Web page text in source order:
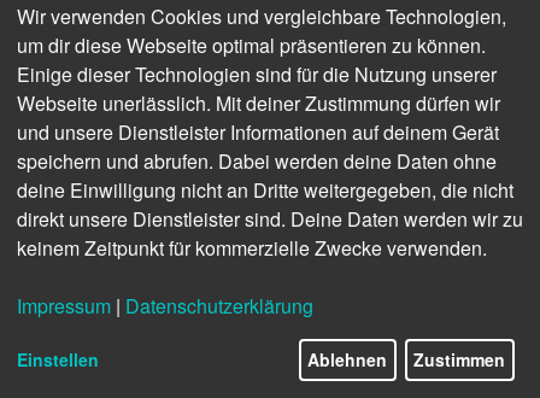
Inhalte des Seminars reichen von den gesetzlichen
Anforderungen an die verantwortliche Person über deren
Aufgaben und Verantwortungen bis hin zu möglichen
Sonderregelungen bei Kleinunternehmen.
Das Ziel:
Sie setzen die Anforderungen des
Artikels 15 der MDR erfolgreich in Ihrem
Unternehmen um.
Ihr Weg:
Sie nehmen am eintägigen Online- oder
Präsenzseminar der TÜV NORD
Wir verwenden Cookies und vergleichbare Technologien,
um dir diese Webseite optimal präsentieren zu können.
Einige dieser Technologien sind für die Nutzung unserer
Webseite unerlässlich. Mit deiner Zustimmung dürfen wir
und unsere Dienstleister Informationen auf deinem Gerät
speichern und abrufen. Dabei werden deine Daten ohne
deine Einwilligung nicht an Dritte weitergegeben, die nicht
direkt unsere Dienstleister sind. Deine Daten werden wir zu
keinem Zeitpunkt für kommerzielle Zwecke verwenden.
Impressum | Datenschutzerklärung
Einstellen Ablehnen Zustimmen